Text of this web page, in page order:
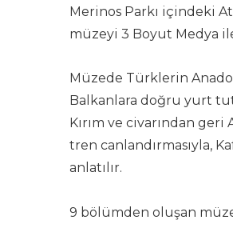
Merinos Parkı içindeki
müzeyi 3 Boyut Medya
Müzede Türklerin
Balkanlara doğru yurt
Kırım ve civarından
tren canlandırmasıyla,
anlatılır.
9 bölümden oluşan